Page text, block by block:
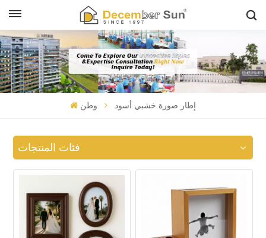
وطن إطار صورة خشبي أسود
فئات المنتجات